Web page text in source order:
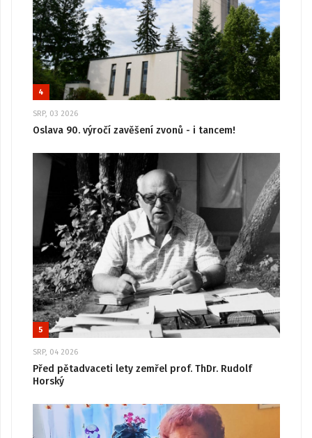
4
SRP, 03 2026
Oslava 90. výročí zavěšení zvonů - i tancem!
5
SRP, 04 2026
Před pětadvaceti lety zemřel prof. ThDr. Rudolf
Horský